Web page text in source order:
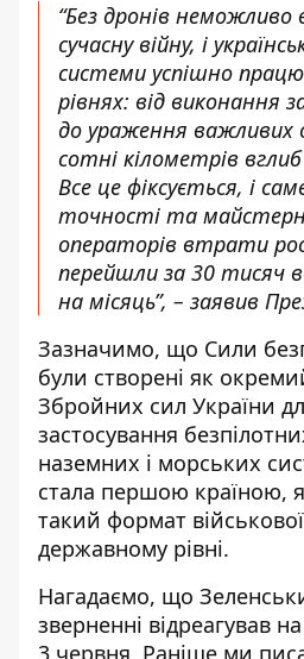
“Без дронів
сучасну війну, і
системи успішно
рівнях: від виконання
до ураження важливих
сотні кілометрів
Все це фіксується, і
точності та
операторів втрати
перейшли за 30 тисяч
на місяць”, – заявив
Зазначимо, що Сили
були створені як
Збройних сил України
застосування
наземних і морських
стала першою країною,
такий формат
державному рівні.
Нагадаємо, що
зверненні відреагував